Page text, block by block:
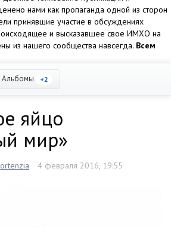
нами как пропаганда одной из сторон
принявшие участие в обсуждениях
и высказавшее свое ИМХО на
из нашего сообщества навсегда. Всем
Альбомы +2
яйцо
мир»
4 февраля 2016, 19:55